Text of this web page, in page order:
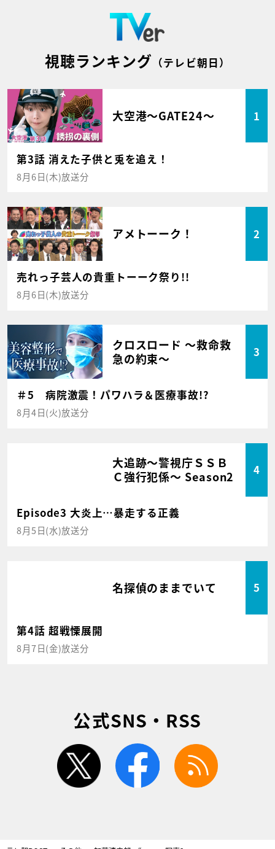
視聴ランキング （テレビ朝日）
大空港～GATE24～ 1
第3話 消えた子供と兎を追え！
8月6日(木)放送分
アメトーーク！ 2
売れっ子芸人の貴重トーーク祭り!!
8月6日(木)放送分
クロスロード ～救命救
急の約束～
3
＃5 病院激震！パワハラ＆医療事故!?
8月4日(火)放送分
大追跡～警視庁ＳＳＢ
Ｃ強行犯係～ Season2
4
Episode3 大炎上…暴走する正義
8月5日(水)放送分
名探偵のままでいて 5
第4話 超戦慄展開
8月7日(金)放送分
公式SNS・RSS
twitter facebook